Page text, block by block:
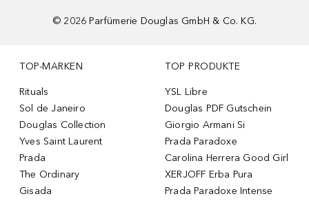
© 2026 Parfümerie Douglas GmbH & Co. KG.
TOP-MARKEN
Rituals
Sol de Janeiro
Douglas Collection
Yves Saint Laurent
Prada
The Ordinary
Gisada
TOP PRODUKTE
YSL Libre
Douglas PDF Gutschein
Giorgio Armani Si
Prada Paradoxe
Carolina Herrera Good Girl
XERJOFF Erba Pura
Prada Paradoxe Intense